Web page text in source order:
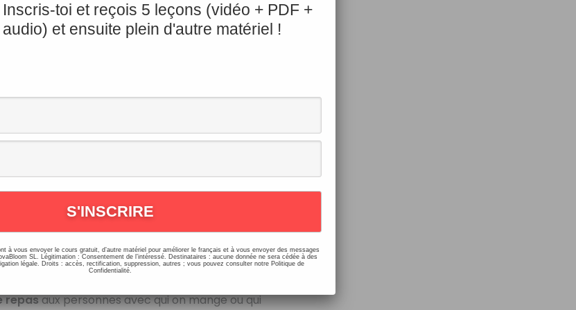
repasaux personnes avec qui on mange ou qui
Inscris-toi et reçois 5 leçons (vidéo + PDF +
audio) et ensuite plein d'autre matériel !
à vous envoyer le cours gratuit, d’autre matériel pour améliorer le français et à vous envoyer des messages
SL. Légitimation : Consentement de l’intéressé. Destinataires : aucune donnée ne sera cédée à des
légale. Droits : accès, rectification, suppression, autres ; vous pouvez consulter notre Politique de
Confidentialité.